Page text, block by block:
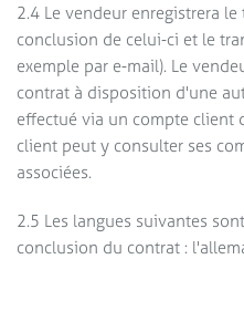
commande. Vous
régulièrement des
des offres
en bois haut de
jardin aux
2.4 Le vendeur enregistrera
conclusion de celui-ci et le
exemple par e-mail). Le
contrat à disposition d'une
effectué via un compte client
client peut y consulter ses
associées.
2.5 Les langues suivantes
conclusion du contrat :